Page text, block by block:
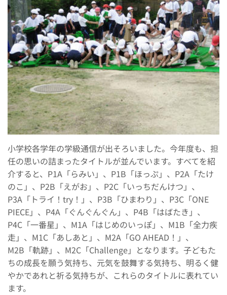
小学校各学年の学級通信が出そろいました。今年度も、担
任の思いの詰まったタイトルが並んでいます。すべてを紹
介すると、P1A「らみい」、P1B「ほっぷ」、P2A「たけ
のこ」、P2B「えがお」、P2C「いっちだんけつ」、
P3A「トライ！try！」、P3B「ひまわり」、P3C「ONE
PIECE」、P4A「ぐんぐんぐん」、P4B「はばたき」、
P4C「一番星」、M1A「はじめのいっぽ」、M1B「全力疾
走」、M1C「あしあと」、M2A「GO AHEAD！」、
M2B「軌跡」、M2C「Challenge」となります。子どもた
ちの成長を願う気持ち、元気を鼓舞する気持ち、明るく健
やかであれと祈る気持ちが、これらのタイトルに表れてい
ます。